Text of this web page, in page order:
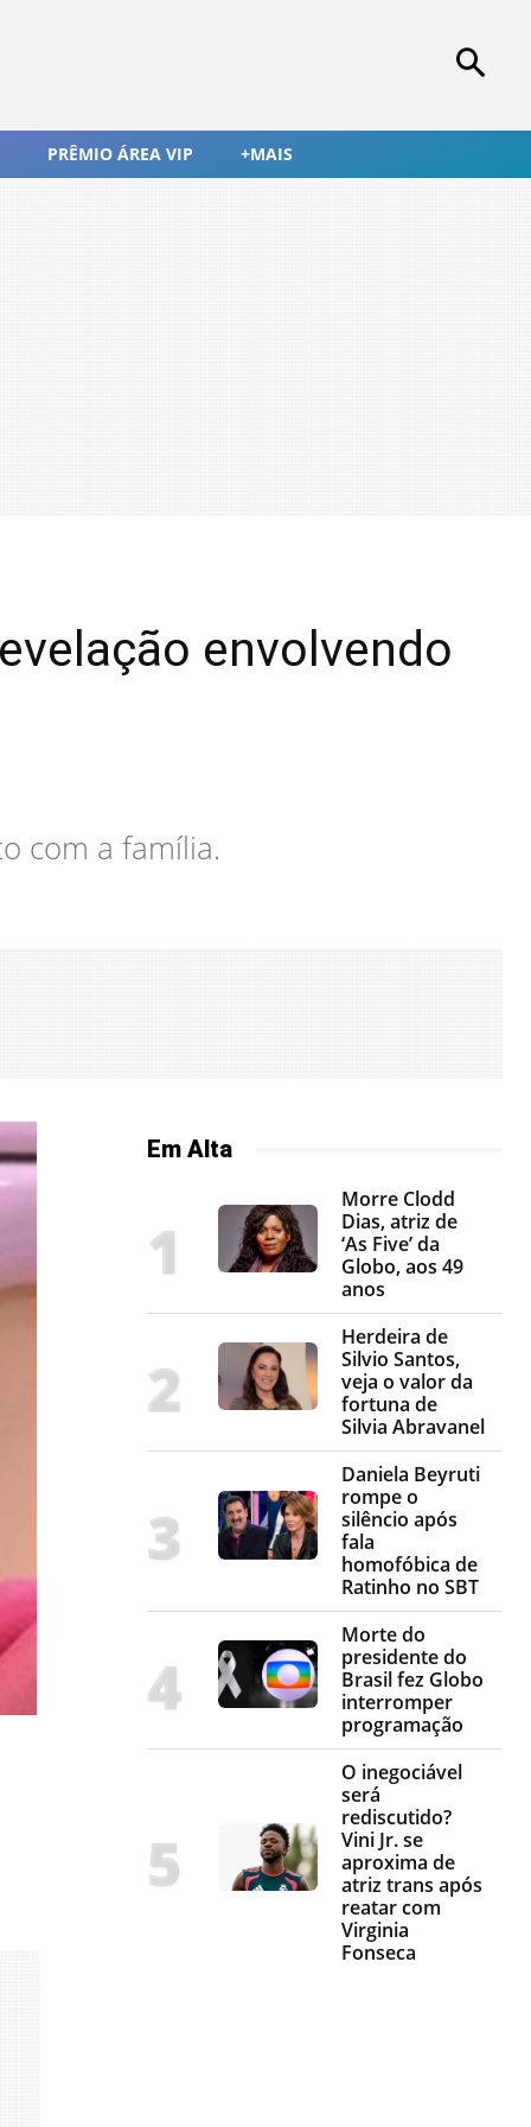
PRÊMIO ÁREA VIP +MAIS
envolvendo
com a família.
Em Alta
Morre Clodd
Dias, atriz de
‘As Five’ da
Globo, aos 49
anos
Herdeira de
Silvio Santos,
veja o valor da
fortuna de
Silvia Abravanel
Daniela Beyruti
rompe o
silêncio após
fala
homofóbica de
Ratinho no SBT
Morte do
presidente do
Brasil fez Globo
interromper
programação
O inegociável
será
rediscutido?
Vini Jr. se
aproxima de
atriz trans após
reatar com
Virginia
Fonseca